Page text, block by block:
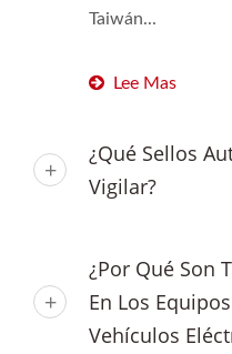
Taiwán...
Lee Mas
¿Qué Sellos
Vigilar?
¿Por Qué Son
En Los
Vehículos